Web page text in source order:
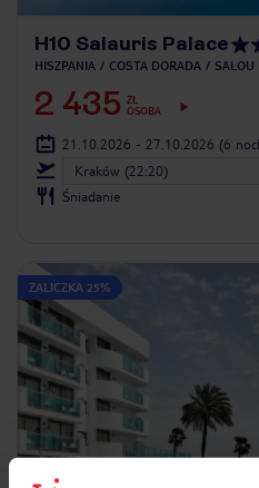
H10 Salauris Palace
HISZPANIA COSTA DORADA SALOU
2 435 ZŁ
OSOBA
21.10.2026 - 27.10.2026 (6
Kraków (22:20)
Śniadanie
ZALICZKA 25%